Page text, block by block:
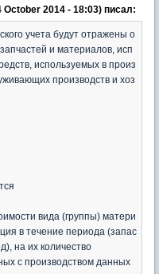
2014 - 18:03) писал:
учета будут отражены о
и материалов, исп
используемых в произ
производств и хоз
вида (группы) матери
в течение периода (запас
на их количество
с производством данных